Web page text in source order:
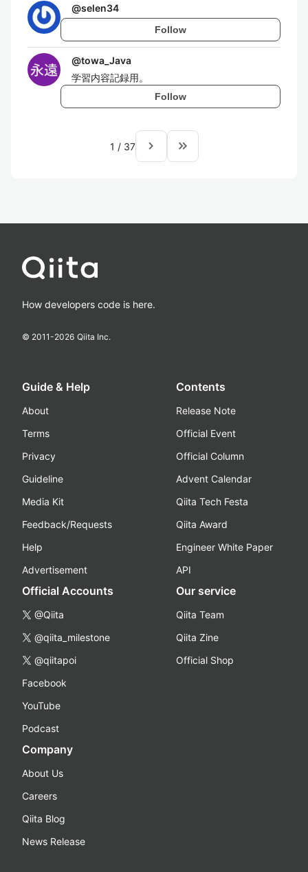
@selen34
Follow
@towa_Java
学習内容記録用。
Follow
1 / 37 navigate_next keyboard_double_arrow_right
How developers code is here.
© 2011-2026 Qiita Inc.
Guide & Help
About
Terms
Privacy
Guideline
Media Kit
Feedback/Requests
Help
Advertisement
Contents
Release Note
Official Event
Official Column
Advent Calendar
Qiita Tech Festa
Qiita Award
Engineer White Paper
API
Official Accounts
@Qiita
@qiita_milestone
@qiitapoi
Facebook
YouTube
Podcast
Our service
Qiita Team
Qiita Zine
Official Shop
Company
About Us
Careers
Qiita Blog
News Release